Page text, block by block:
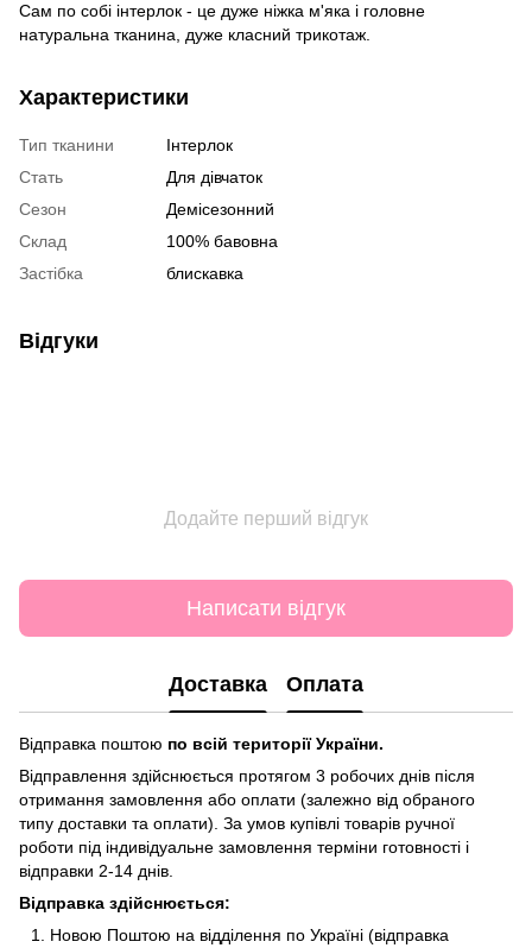
Сам по собі інтерлок - це дуже ніжка м'яка і головне
натуральна тканина, дуже класний трикотаж.
Характеристики
Тип тканини
Інтерлок
Стать
Для дівчаток
Сезон
Деміcезонний
Склад
100% бавовна
Застібка
блискавка
Відгуки
Додайте перший відгук
Написати відгук
Доставка Оплата
Відправка поштою по всій території України.
Відправлення здійснюється протягом 3 робочих днів після
отримання замовлення або оплати (залежно від обраного
типу доставки та оплати). За умов купівлі товарів ручної
роботи під індивідуальне замовлення терміни готовності і
відправки 2-14 днів.
Відправка здійснюється:
Новою Поштою на відділення по Україні (відправка